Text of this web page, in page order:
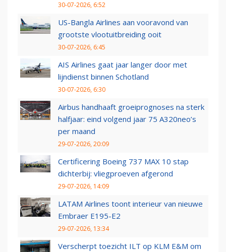
30-07-2026, 6:52
US-Bangla Airlines aan vooravond van
grootste vlootuitbreiding ooit
30-07-2026, 6:45
AIS Airlines gaat jaar langer door met
lijndienst binnen Schotland
30-07-2026, 6:30
Airbus handhaaft groeiprognoses na sterk
halfjaar: eind volgend jaar 75 A320neo’s
per maand
29-07-2026, 20:09
Certificering Boeing 737 MAX 10 stap
dichterbij: vliegproeven afgerond
29-07-2026, 14:09
LATAM Airlines toont interieur van nieuwe
Embraer E195-E2
29-07-2026, 13:34
Verscherpt toezicht ILT op KLM E&M om